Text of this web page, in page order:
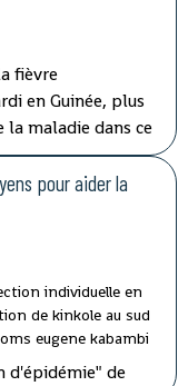
fièvre
en Guinée, plus
la maladie dans ce
"en six
pour aider la
d'épidémie" de